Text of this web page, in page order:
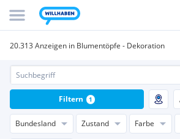
20.313 Anzeigen in Blumentöpfe - Dekoration
Bundesland Zustand Farbe
Filtern 1